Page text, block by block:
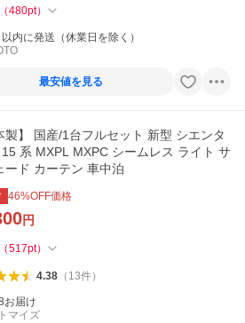
（480pt）
内に発送（休業日を除く）
最安値を見る
製】 国産/1台フルセット 新型 シエンタ
系 MXPL MXPC シームレス ライト サ
ード カーテン 車中泊
46%OFF価格
円
（517pt）
4.38（ 13件）
お届け
マイズ